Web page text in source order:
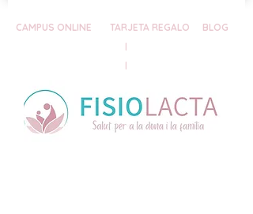
CAMPUS ONLINE TARJETA REGALO BLOG